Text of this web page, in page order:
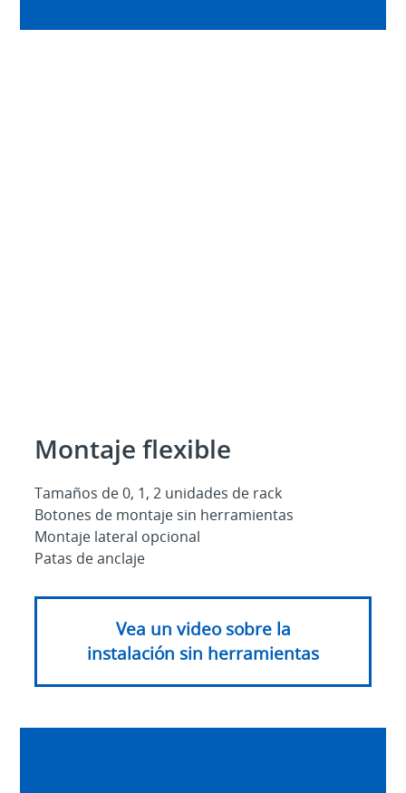
Montaje flexible
Tamaños de 0, 1, 2 unidades de rack
Botones de montaje sin herramientas
Montaje lateral opcional
Patas de anclaje
Vea un video sobre la
instalación sin herramientas